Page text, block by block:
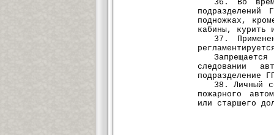
36. Во
подножках,
кабины, курить
37.
следовании
подразделение
38. Личный
пожарного
или старшего